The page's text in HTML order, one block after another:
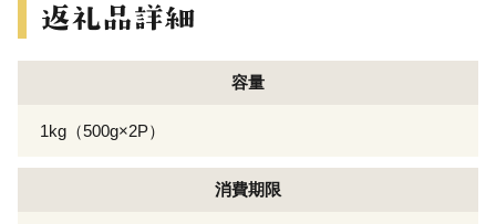
容量
1kg（500g×2P）
消費期限